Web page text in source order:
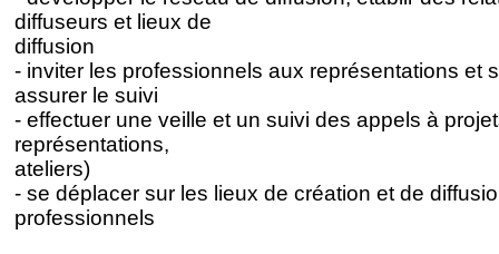
diffuseurs et lieux de
diffusion
- inviter les professionnels aux représentations et
assurer le suivi
- effectuer une veille et un suivi des appels à
représentations,
ateliers)
- se déplacer sur les lieux de création et de
professionnels